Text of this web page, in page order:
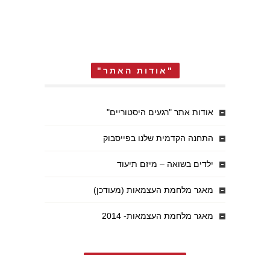
"אודות האתר"
אודות אתר "רגעים היסטוריים"
התחנה הקדמית שלנו בפייסבוק
ילדים בשואה – מיזם תיעוד
מאגר מלחמת העצמאות (מעודכן)
מאגר מלחמת העצמאות- 2014